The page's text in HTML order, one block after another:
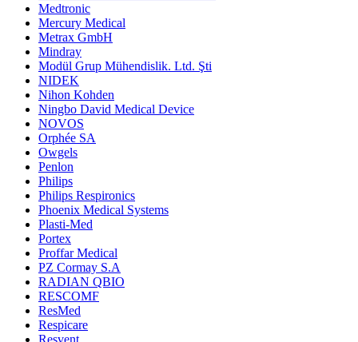
Medtronic
Mercury Medical
Metrax GmbH
Mindray
Modül Grup Mühendislik. Ltd. Şti
NIDEK
Nihon Kohden
Ningbo David Medical Device
NOVOS
Orphée SA
Owgels
Penlon
Philips
Philips Respironics
Phoenix Medical Systems
Plasti-Med
Portex
Proffar Medical
PZ Cormay S.A
RADIAN QBIO
RESCOMF
ResMed
Respicare
Resvent